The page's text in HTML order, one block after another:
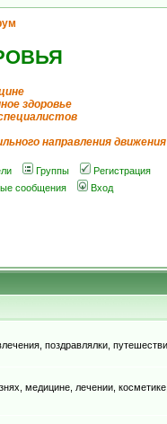
здоровье
направления
Группы
Регистрация
сообщения Вход
поздравлялки,
медицине, лечении,